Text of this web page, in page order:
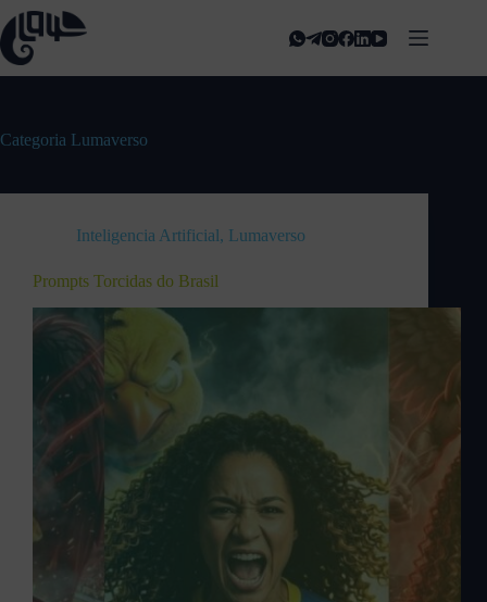
Categoria Lumaverso
Inteligencia Artificial, Lumaverso
Prompts Torcidas do Brasil